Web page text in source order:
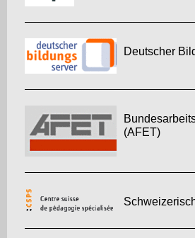
Deutscher
(AFET)